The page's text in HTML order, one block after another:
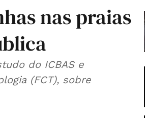
nas praias
do ICBAS e
(FCT), sobre